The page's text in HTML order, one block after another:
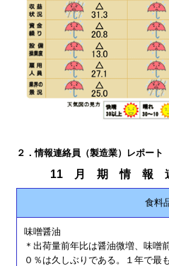
２．情報連絡員（製造業）レポート
11 月 期 情 報
食料
味噌醤油
＊出荷量前年比は醤油微増、味噌
０％は久しぶりである。１年で最